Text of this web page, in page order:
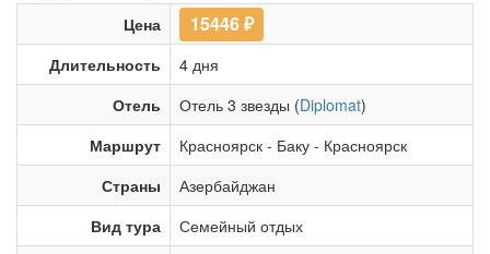
Цена 15446₽
Длительность
4 дня
Отель
Отель 3 звезды (Diplomat)
Маршрут
Красноярск - Баку - Красноярск
Страны
Азербайджан
Вид тура
Семейный отдых